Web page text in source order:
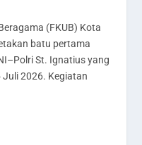
(FKUB) Kota
batu pertama
St. Ignatius yang
Juli 2026. Kegiatan